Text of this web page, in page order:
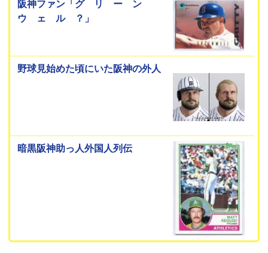
阪神ファン「グ リ ー ン
ウ ェ ル ？」
野球見始めた頃にいた阪神の外人
暗黒阪神助っ人外国人列伝